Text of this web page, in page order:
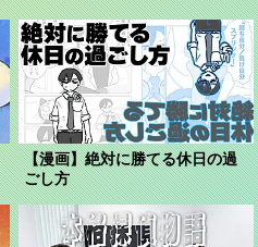
【漫画】絶対に勝てる休日の過
ごし方